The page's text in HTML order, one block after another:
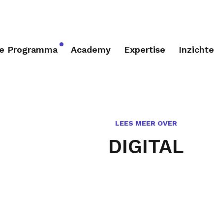
Programma Academy Expertise
LEES MEER OVER
DIGITAL